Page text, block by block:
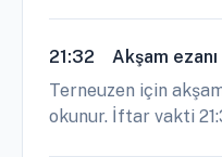
21:32
Akşam
Terneuzen için
okunur. İftar vakti